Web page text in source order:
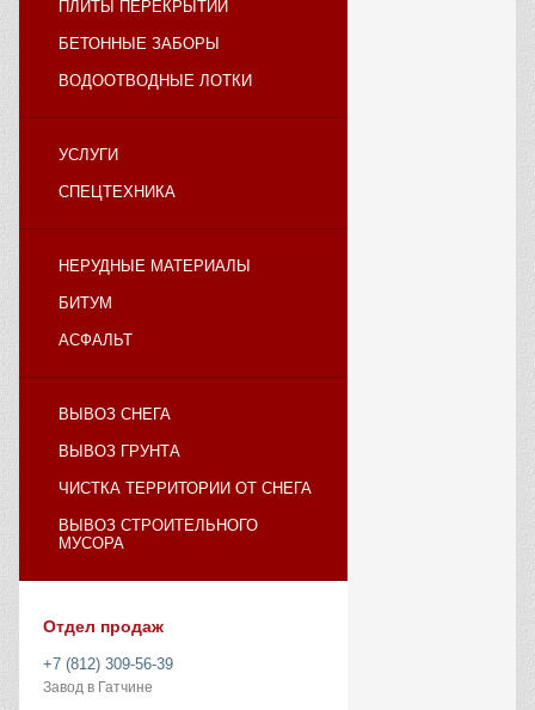
ПЛИТЫ ПЕРЕКРЫТИЙ
БЕТОННЫЕ ЗАБОРЫ
ВОДООТВОДНЫЕ ЛОТКИ
УСЛУГИ
СПЕЦТЕХНИКА
НЕРУДНЫЕ МАТЕРИАЛЫ
БИТУМ
АСФАЛЬТ
ВЫВОЗ СНЕГА
ВЫВОЗ ГРУНТА
ЧИСТКА ТЕРРИТОРИИ ОТ СНЕГА
ВЫВОЗ СТРОИТЕЛЬНОГО
МУСОРА
Отдел продаж
+7 (812) 309-56-39
Завод в Гатчине